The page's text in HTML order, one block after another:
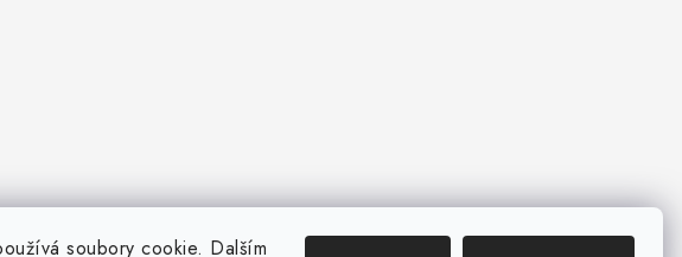
soubory cookie. Dalším